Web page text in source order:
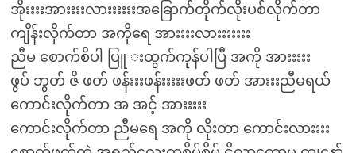
အိုးးးးအားးးးလားးးးးးအခြောက်တိုက်လိုးပစ်လိုက်တာ
ကျိန်းလိုက်တာ အကိုရေ အားးးးလားးးးးးး
ညီမ စောက်စိပါ ပြူ းထွက်ကုန်ပါပြီ အကို အားးးးး
ဖွပ် ဘွတ် ဇိ ဖတ် ဖန်းးးဖန်းးးးးဖတ် ဖတ် အားးးညီမရယ်
ကောင်းလိုက်တာ အ အင့် အားးးးး
ကောင်းလိုက်တာ ညီမရေ အကို လိုးတာ ကောင်းလားးးး